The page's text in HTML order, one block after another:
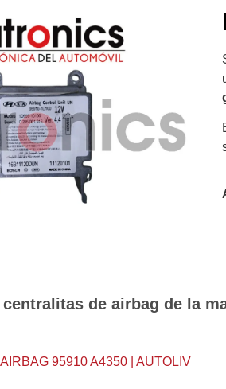
de airbag de la
95910 A4350 | AUTOLIV